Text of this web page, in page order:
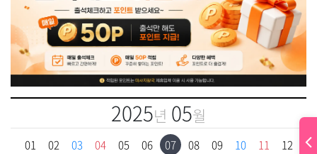
2025년 05월
01 02 03 04 05 06 07 08 09 10 11 12